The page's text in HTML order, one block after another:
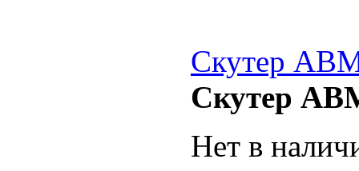
Скутер
Скутер
Нет в